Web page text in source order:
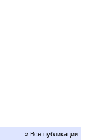
» Все публикации